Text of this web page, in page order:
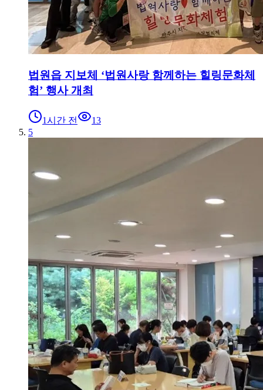
법원읍 지보체 ‘법원사랑 함께하는 힐링문화체
험’ 행사 개최
1시간 전
13
5